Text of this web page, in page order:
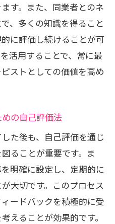
す。また、同業者とのネ
、多くの知識を得ること
に評価し続けることが可
活用することで、常に最
ストとしての価値を高め
の自己評価法
た後も、自己評価を通じ
ることが重要です。ま
明確に設定し、定期的に
大切です。このプロセス
ードバックを積極的に受
えることが効果的です。